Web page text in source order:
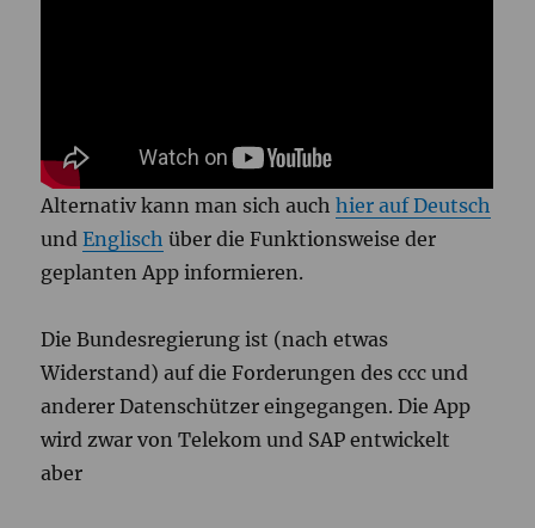
Alternativ kann man sich auchhier auf Deutsch
undEnglisch über die Funktionsweise der
geplanten App informieren.
Die Bundesregierung ist (nach etwas
Widerstand) auf die Forderungen des ccc und
anderer Datenschützer eingegangen. Die App
wird zwar von Telekom und SAP entwickelt
aber